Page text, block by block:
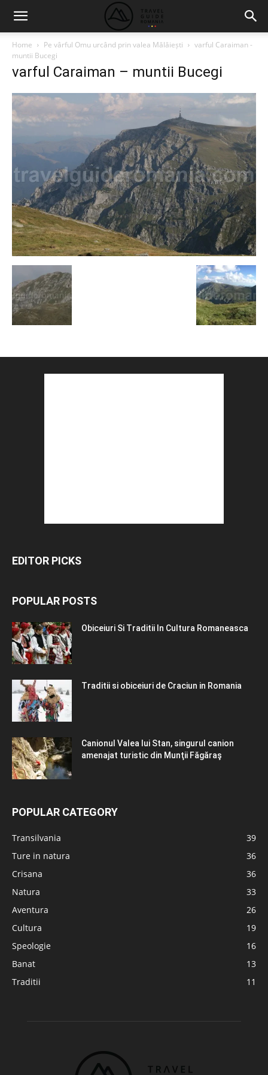
Home Pe vârful Omu urcând prin valea Mălăiești
varful Caraiman -
muntii Bucegi
varful Caraiman – muntii Bucegi
EDITOR PICKS
POPULAR POSTS
Obiceiuri Si Traditii In Cultura Romaneasca
Traditii si obiceiuri de Craciun in Romania
Canionul Valea lui Stan, singurul canion
amenajat turistic din Munţii Făgăraş
POPULAR CATEGORY
Transilvania
39
Ture in natura
36
Crisana
36
Natura
33
Aventura
26
Cultura
19
Speologie
16
Banat
13
Traditii
11